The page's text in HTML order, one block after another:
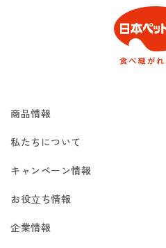
商品情報
私たちについて
キャンペーン情報
お役立ち情報
企業情報